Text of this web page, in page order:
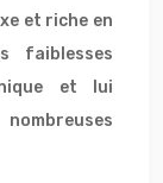
et riche en
faiblesses
et lui